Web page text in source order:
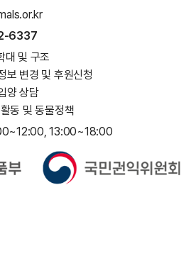
6337
대 및 구조
보 변경 및 후원신청
양 상담
동 및 동물정책
13:00~18:00